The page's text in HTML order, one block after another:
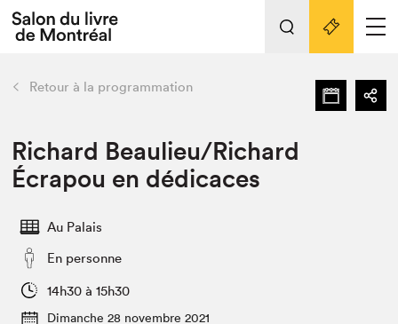
L'événement
Préparer sa visite au Salon
SLM PRO
retour Nos activités
Préparer sa visite
Salon au Palais
Salon dans la ville et en ligne
Liens pratiques
Retour à la programmation
Richard Beaulieu/Richard
Écrapou en dédicaces
Au Palais
En personne
14h30 à 15h30
Dimanche 28 novembre 2021